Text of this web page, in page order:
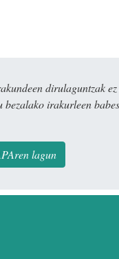
dirulaguntzak
bezalako irakurleen
lagun